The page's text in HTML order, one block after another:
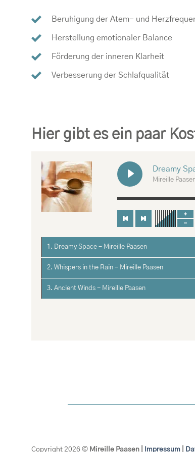
Beruhigung der Atem- und
Herstellung emotionaler Balance
Förderung der inneren Klarheit
Verbesserung der Schlafqualität
Hier gibt es ein paar
Dreamy
Mireille
1. Dreamy Space - Mireille Paasen
2. Whispers in the Rain - Mireille Paasen
3. Ancient Winds - Mireille Paasen
Copyright 2026 © Mireille Paasen | Impressum